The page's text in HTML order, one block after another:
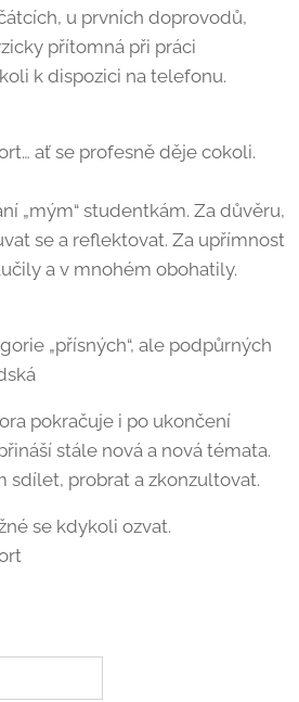
u prvních doprovodů,
přítomná při práci
k dispozici na telefonu.
ať se profesně děje cokoli.
„mým“ studentkám. Za důvěru,
se a reflektovat. Za upřímnost
a v mnohém obohatily.
„přísných“, ale podpůrných
pokračuje i po ukončení
stále nová a nová témata.
sdílet, probrat a zkonzultovat.
se kdykoli ozvat.